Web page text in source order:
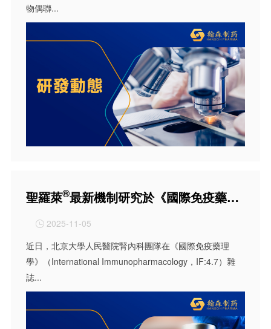
物偶聯...
聖羅萊®最新機制研究於《國際免疫藥理學》發布，證實具有潛在心血管保護作用
 2025-11-05
近日，北京大學人民醫院腎內科團隊在《國際免疫藥理
學》（International Immunopharmacology，IF:4.7）雜
誌...